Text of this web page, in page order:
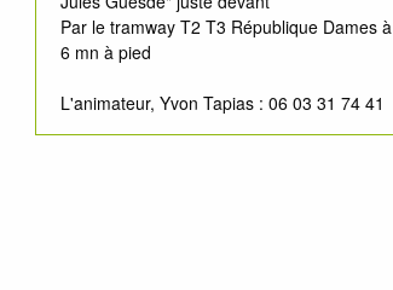
Par le tramway T2 T3 République Dames à
6 mn à pied
L'animateur, Yvon Tapias : 06 03 31 74 41